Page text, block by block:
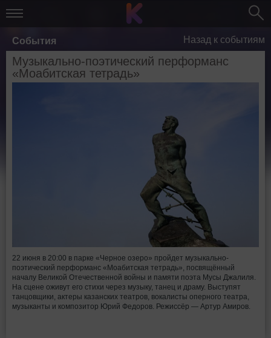
События Назад к событиям
Музыкально-поэтический перформанс
«Моабитская тетрадь»
22 июня в 20:00 в парке «Черное озеро» пройдет музыкально-
поэтический перформанс «Моабитская тетрадь», посвящённый
началу Великой Отечественной войны и памяти поэта Мусы Джалиля.
На сцене оживут его стихи через музыку, танец и драму. Выступят
танцовщики, актеры казанских театров, вокалисты оперного театра,
музыканты и композитор Юрий Федоров. Режиссёр — Артур Амиров.